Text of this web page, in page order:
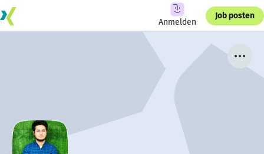
Anmelden
Job posten